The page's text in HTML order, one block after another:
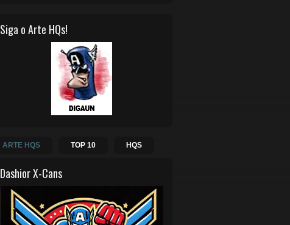
Siga o Arte HQs!
ARTE HQS TOP 10 HQS
Dashior X-Cans